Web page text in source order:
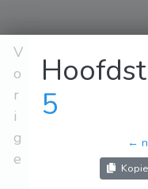
V
o
r
i
g
e
5
←